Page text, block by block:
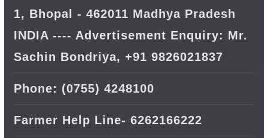
1, Bhopal - 462011 Madhya Pradesh
INDIA ---- Advertisement Enquiry: Mr.
Sachin Bondriya, +91 9826021837
Phone: (0755) 4248100
Farmer Help Line- 6262166222